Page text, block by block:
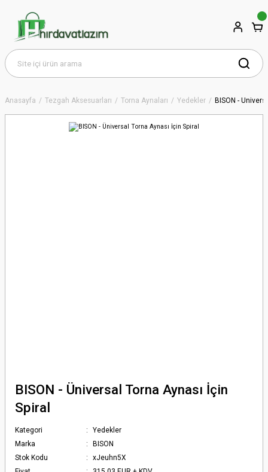
Anasayfa Tezgah Aksesuarları Torna Aynaları Yedekler BISON -
BISON - Üniversal Torna Aynası İçin
Spiral
Kategori
Yedekler
Marka
BISON
Stok Kodu
xJeuhn5X